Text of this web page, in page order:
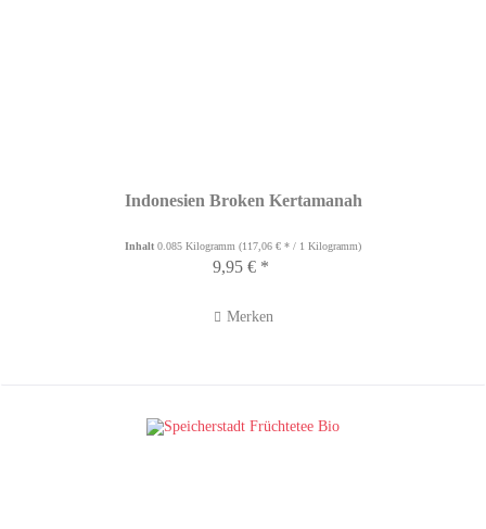
Indonesien Broken Kertamanah
Inhalt0.085 Kilogramm(117,06 € * / 1 Kilogramm)
9,95 € *
Merken